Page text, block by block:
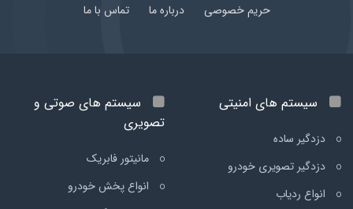
حریم خصوصی درباره ما تماس با ما
سیستم های امنیتی
دزدگیر ساده
دزدگیر تصویری خودرو
انواع ردیاب
سیستم های صوتی و
تصویری
مانیتور فابریک
انواع پخش خودرو